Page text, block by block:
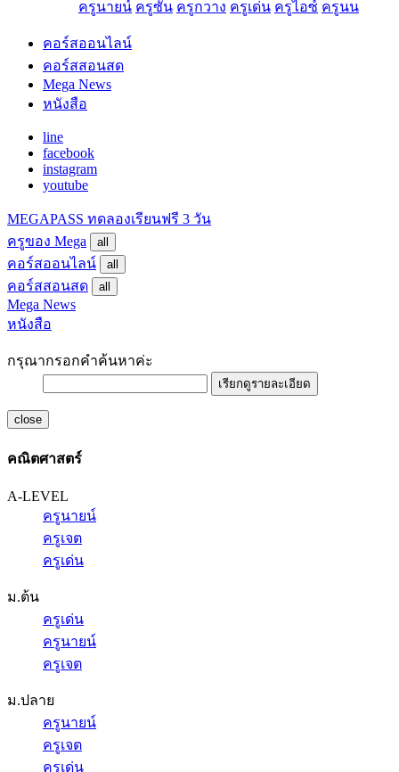
ครูนายน์ ครูซัน ครูกวาง ครูเด่น ครูไอซ์ ครูนน
คอร์สออนไลน์
คอร์สสอนสด
Mega News
หนังสือ
line
facebook
instagram
youtube
MEGAPASS ทดลองเรียนฟรี 3 วัน
ครูของ Mega
all
คอร์สออนไลน์ all
คอร์สสอนสด all
Mega News
หนังสือ
กรุณากรอกคำค้นหาค่ะ
เรียกดูรายละเอียด
close
คณิตศาสตร์
A-LEVEL
ครูนายน์
ครูเจต
ครูเด่น
ม.ต้น
ครูเด่น
ครูนายน์
ครูเจต
ม.ปลาย
ครูนายน์
ครูเจต
ครูเด่น